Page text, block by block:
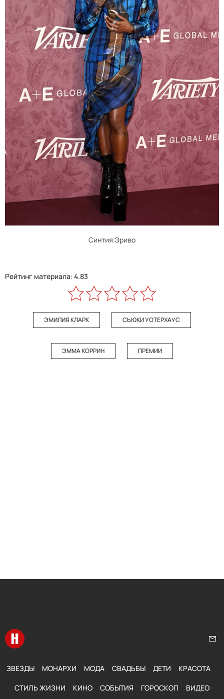
Синтия Эриво
Рейтинг материала: 4.83
ЭМИЛИЯ КЛАРК СЬЮКИ УОТЕРХАУС
ЭММА КОРРИН ПРЕМИИ
Перейти на главную
ЗВЕЗДЫ МОНАРХИ МОДА СВАДЬБЫ ДЕТИ КРАСОТА
СТИЛЬ ЖИЗНИ КИНО СОБЫТИЯ ГОРОСКОП ВИДЕО